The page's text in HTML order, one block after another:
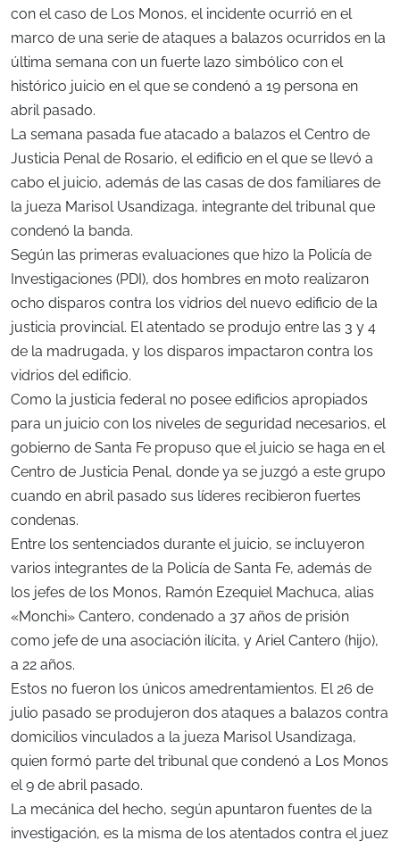
con el caso de Los Monos, el incidente ocurrió en el
marco de una serie de ataques a balazos ocurridos en la
última semana con un fuerte lazo simbólico con el
histórico juicio en el que se condenó a 19 persona en
abril pasado.
La semana pasada fue atacado a balazos el Centro de
Justicia Penal de Rosario, el edificio en el que se llevó a
cabo el juicio, además de las casas de dos familiares de
la jueza Marisol Usandizaga, integrante del tribunal que
condenó la banda.
Según las primeras evaluaciones que hizo la Policía de
Investigaciones (PDI), dos hombres en moto realizaron
ocho disparos contra los vidrios del nuevo edificio de la
justicia provincial. El atentado se produjo entre las 3 y 4
de la madrugada, y los disparos impactaron contra los
vidrios del edificio.
Como la justicia federal no posee edificios apropiados
para un juicio con los niveles de seguridad necesarios, el
gobierno de Santa Fe propuso que el juicio se haga en el
Centro de Justicia Penal, donde ya se juzgó a este grupo
cuando en abril pasado sus líderes recibieron fuertes
condenas.
Entre los sentenciados durante el juicio, se incluyeron
varios integrantes de la Policía de Santa Fe, además de
los jefes de los Monos, Ramón Ezequiel Machuca, alias
«Monchi» Cantero, condenado a 37 años de prisión
como jefe de una asociación ilícita, y Ariel Cantero (hijo),
a 22 años.
Estos no fueron los únicos amedrentamientos. El 26 de
julio pasado se produjeron dos ataques a balazos contra
domicilios vinculados a la jueza Marisol Usandizaga,
quien formó parte del tribunal que condenó a Los Monos
el 9 de abril pasado.
La mecánica del hecho, según apuntaron fuentes de la
investigación, es la misma de los atentados contra el juez